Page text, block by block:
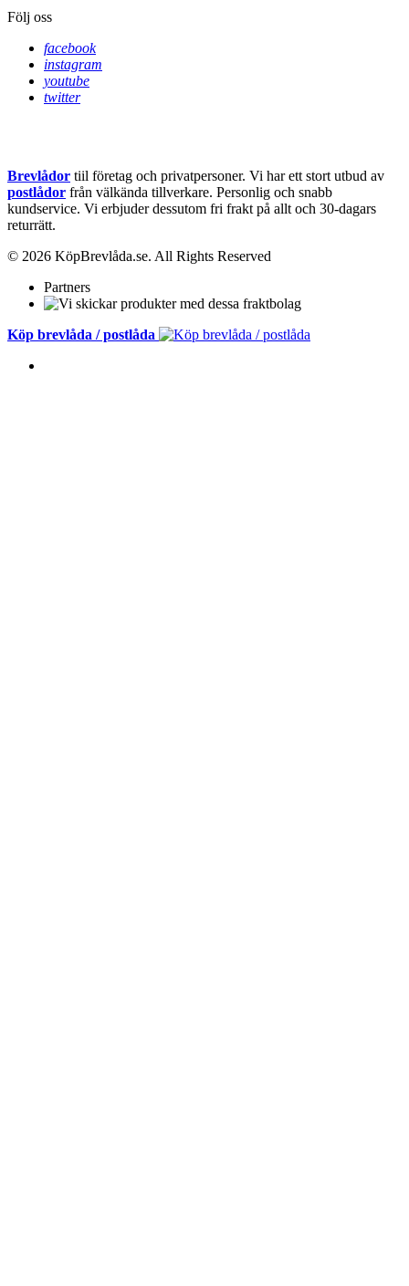
Följ oss
facebook
instagram
youtube
twitter
Brevlådor tiil företag och privatpersoner. Vi har ett stort utbud av
postlådor från välkända tillverkare. Personlig och snabb
kundservice. Vi erbjuder dessutom fri frakt på allt och 30-dagars
returrätt.
© 2026 KöpBrevlåda.se. All Rights Reserved
Partners
Köp brevlåda / postlåda